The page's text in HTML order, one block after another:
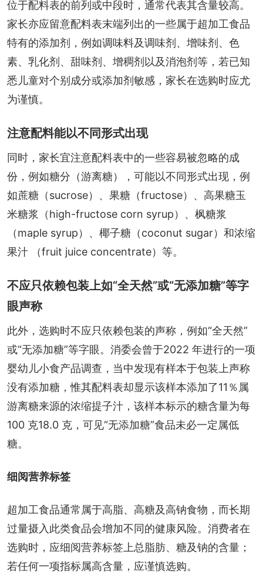
位于配料表的前列或中段时，通常代表其含量较高。
家长亦应留意配料表末端列出的一些属于超加工食品
特有的添加剂，例如调味料及调味剂、增味剂、色
素、乳化剂、甜味剂、增稠剂以及消泡剂等，若已知
悉儿童对个别成分或添加剂敏感，家长在选购时应尤
为谨慎。
注意配料能以不同形式出现
同时，家长宜注意配料表中的一些容易被忽略的成
份，例如糖分（游离糖），可能以不同形式出现，例
如蔗糖（sucrose）、果糖（fructose）、高果糖玉
米糖浆（high-fructose corn syrup）、枫糖浆
（maple syrup）、椰子糖（coconut sugar）和浓缩
果汁 （fruit juice concentrate）等。
不应只依赖包装上如“全天然”或“无添加糖”等字
眼声称
此外，选购时不应只依赖包装的声称，例如“全天然”
或“无添加糖”等字眼。消委会曾于2022 年进行的一项
婴幼儿小食产品调查，当中发现有样本于包装上声称
没有添加糖，惟其配料表却显示该样本添加了11％属
游离糖来源的浓缩提子汁，该样本标示的糖含量为每
100 克18.0 克，可见“无添加糖”食品未必一定属低
糖。
细阅营养标签
超加工食品通常属于高脂、高糖及高钠食物，而长期
过量摄入此类食品会增加不同的健康风险。消费者在
选购时，应细阅营养标签上总脂肪、糖及钠的含量；
若任何一项指标属高含量，应谨慎选购。